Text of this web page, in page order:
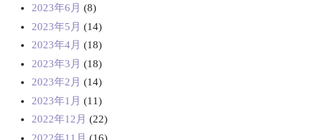
2023年6月 (8)
2023年5月 (14)
2023年4月 (18)
2023年3月 (18)
2023年2月 (14)
2023年1月 (11)
2022年12月 (22)
2022年11月 (16)